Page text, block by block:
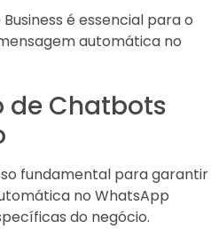
é essencial para o
automática no
de Chatbots
fundamental para garantir
no WhatsApp
do negócio.